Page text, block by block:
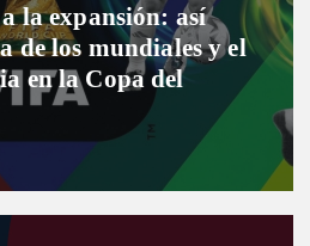
la expansión: así
de los mundiales y el
en la Copa del